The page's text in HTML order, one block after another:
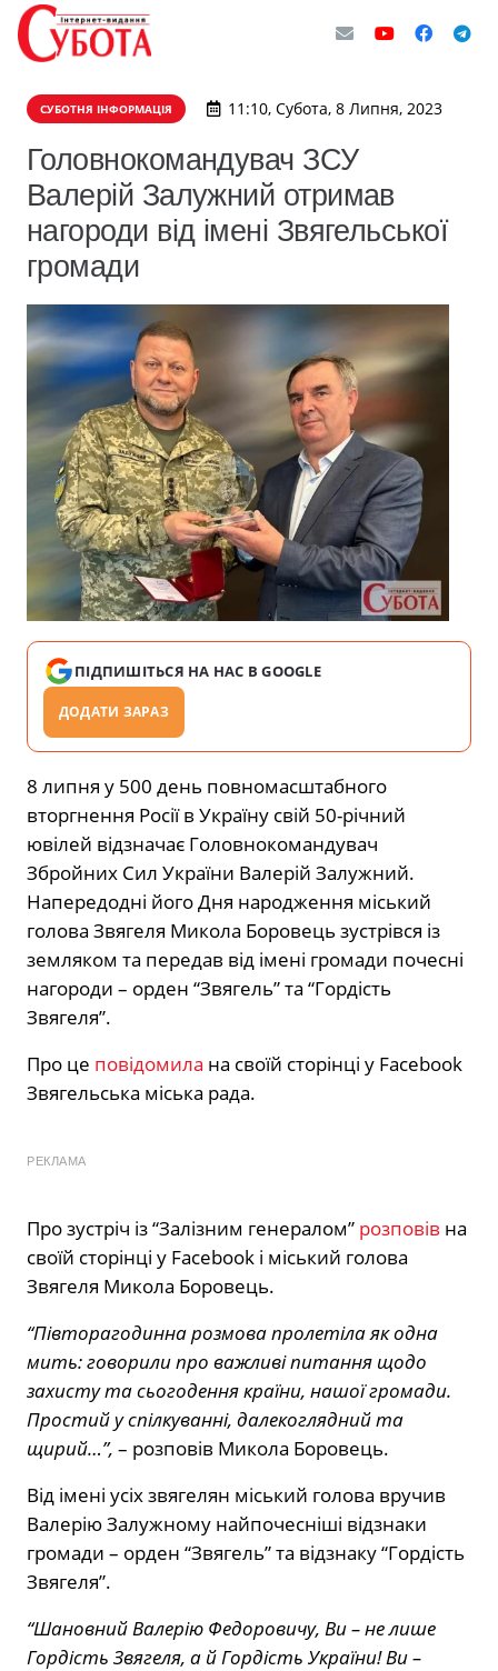
СУБОТНЯ ІНФОРМАЦІЯ 11:10, Субота, 8 Липня, 2023
Головнокомандувач ЗСУ
Валерій Залужний отримав
нагороди від імені Звягельської
громади
ПІДПИШІТЬСЯ НА НАС В GOOGLE
ДОДАТИ ЗАРАЗ
8 липня у 500 день повномасштабного
вторгнення Росії в Україну свій 50-річний
ювілей відзначає Головнокомандувач
Збройних Сил України Валерій Залужний.
Напередодні його Дня народження міський
голова Звягеля Микола Боровець зустрівся із
земляком та передав від імені громади почесні
нагороди – орден “Звягель” та “Гордість
Звягеля”.
Про це повідомила на своїй сторінці у Facebook
Звягельська міська рада.
РЕКЛАМА
Про зустріч із “Залізним генералом” розповів на
своїй сторінці у Facebook і міський голова
Звягеля Микола Боровець.
“Півторагодинна розмова пролетіла як одна
мить: говорили про важливі питання щодо
захисту та сьогодення країни, нашої громади.
Простий у спілкуванні, далекоглядний та
щирий…”, – розповів Микола Боровець.
Від імені усіх звягелян міський голова вручив
Валерію Залужному найпочесніші відзнаки
громади – орден “Звягель” та відзнаку “Гордість
Звягеля”.
“Шановний Валерію Федоровичу, Ви – не лише
Гордість Звягеля, а й Гордість України! Ви –